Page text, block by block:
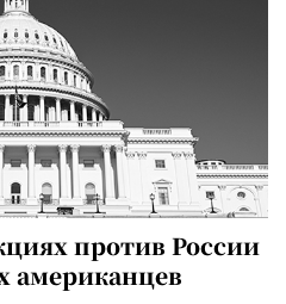
против России
американцев